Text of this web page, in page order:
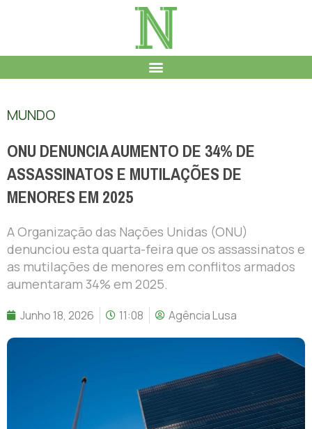
MUNDO
ONU DENUNCIA AUMENTO DE 34% DE
ASSASSINATOS E MUTILAÇÕES DE
MENORES EM 2025
A Organização das Nações Unidas (ONU)
denunciou esta quarta-feira que os assassinatos e
as mutilações de menores em conflitos armados
aumentaram 34% em 2025.
Junho 18, 2026 11:08 Agência Lusa